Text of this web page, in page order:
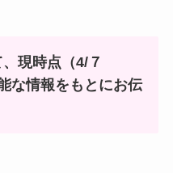
現時点（4/７
な情報をもとにお伝